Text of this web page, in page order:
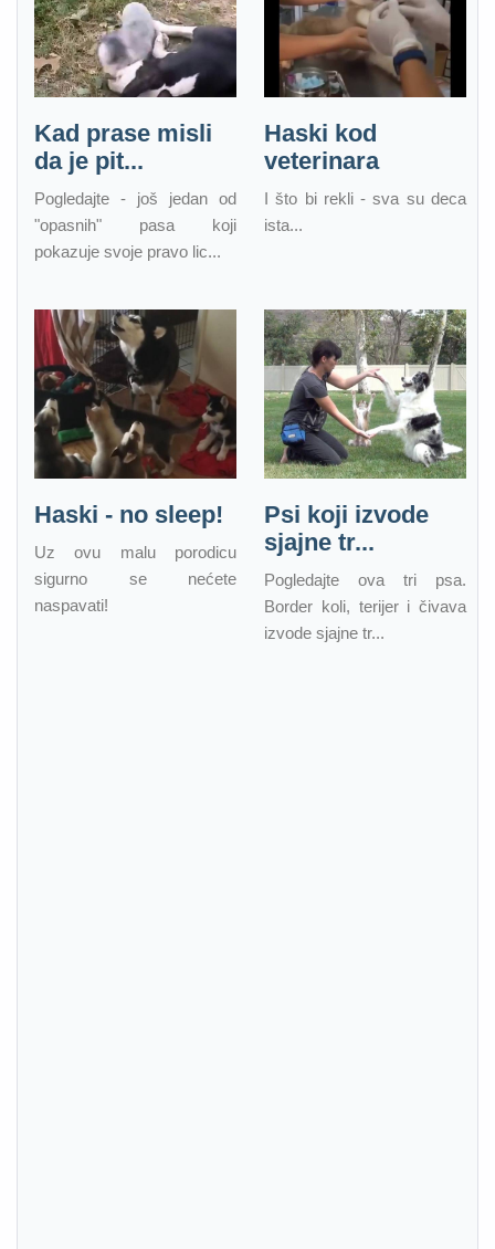
Kad prase misli
da je pit...
Pogledajte - još jedan od
"opasnih" pasa koji
pokazuje svoje pravo lic...
Haski kod
veterinara
I što bi rekli - sva su deca
ista...
Haski - no sleep!
Uz ovu malu porodicu
sigurno se nećete
naspavati!
Psi koji izvode
sjajne tr...
Pogledajte ova tri psa.
Border koli, terijer i čivava
izvode sjajne tr...